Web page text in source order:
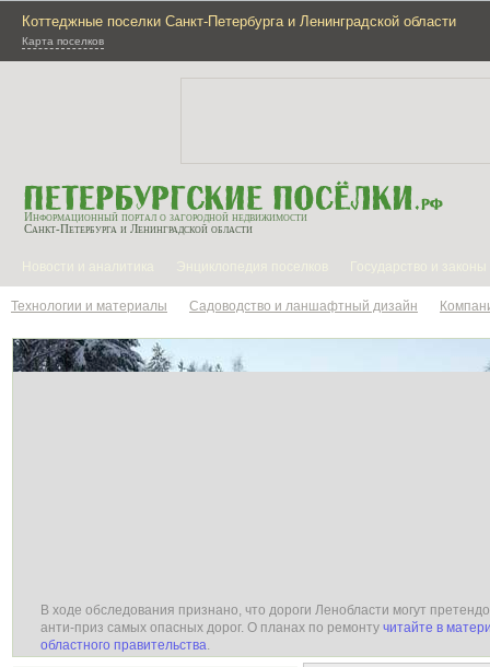
Коттеджные поселки Санкт-Петербурга и Ленинградской области
Карта поселков
Информационный портал о загородной недвижимости
Санкт-Петербурга и Ленинградской области
Технологии и материалы Садоводство и ланшафтный дизайн
В ходе обследования признано, что дороги Ленобласти могут
анти-приз самых опасных дорог. О планах по ремонту читайте в
областного правительства.